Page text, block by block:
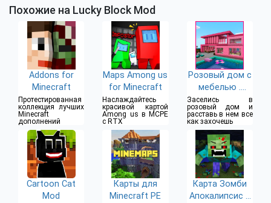
Похожие на Lucky Block Mod
Addons for
Minecraft
Протестированная
коллекция лучших
Minecraft
дополнений
Maps Among us
for Minecraft
Наслаждайтесь
красивой картой
Among us в MCPE
с RTX
Розовый дом с
мебелью .
Майнкрафт
карты и моды.
Заселись в
розовый дом и
расставь в нем все
как захочешь
Cartoon Cat
Mod
Карты для
Minecraft PE
Карта Зомби
Апокалипсис в